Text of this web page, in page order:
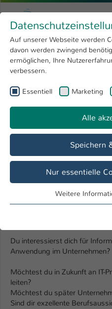
Menu
Research
University
International
Skip to main content
University of Applied
You are here:
Bachelor
Auf Augenhöhe mit
Bachelor
Digitale Grenzen
Du interessierst dich für
Anwendung im Unternehmen?
Möchtest du in Zukunft an IT-
leiten?
Möchtest du später
Sind dir exzellente
Auf unserer Webseite werden
davon werden zwingend
ermöglichen, Ihre
verbessern.
Essentiell Marketing
Alle
Speichern
Nur essentielle
Essentielle Cookies werden
Webseite einwandfrei
Name cookie_optin
Anbieter TYPO3
Laufzeit 1 Jahr
Cookie-
Marketing
Diese Cookies werden
Nutzungsverhalten der
Weitere